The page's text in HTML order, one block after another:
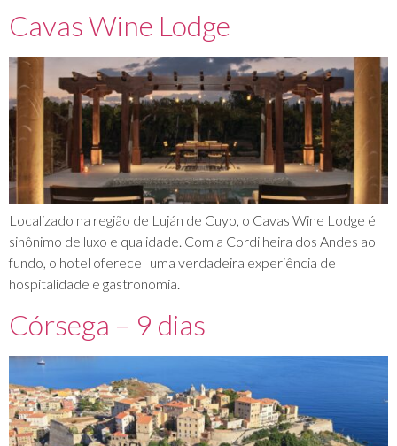
Cavas Wine Lodge
Localizado na região de Luján de Cuyo, o Cavas Wine Lodge é
sinônimo de luxo e qualidade. Com a Cordilheira dos Andes ao
fundo, o hotel oferece uma verdadeira experiência de
hospitalidade e gastronomia.
Córsega – 9 dias